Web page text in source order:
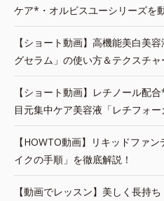
ケア*・オルビスユーシリーズを
【ショート動画】高機能美白美
グセラム」の使い方＆テクスチャ
【ショート動画】レチノール配
目元集中ケア美容液「レチフォ
【HOWTO動画】リキッドファ
イクの手順」を徹底解説！
【動画でレッスン】美しく長持